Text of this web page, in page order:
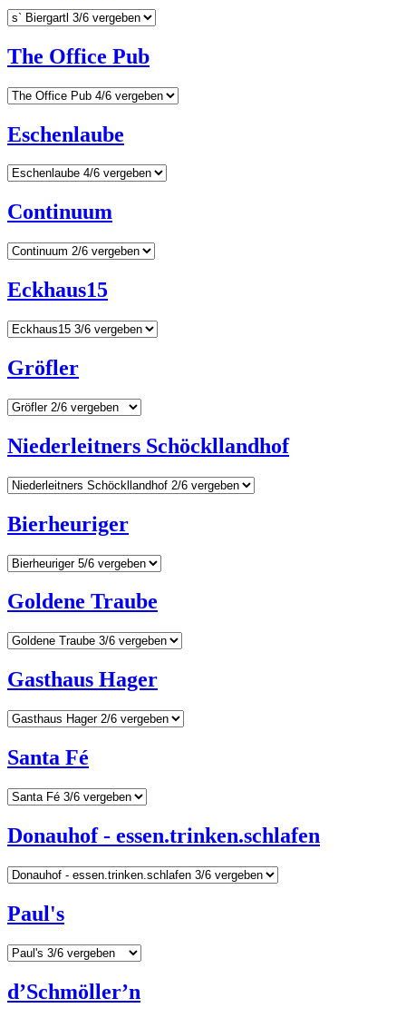
The Office Pub
Eschenlaube
Continuum
Eckhaus15
Gröfler
Niederleitners Schöckllandhof
Bierheuriger
Goldene Traube
Gasthaus Hager
Santa Fé
Donauhof - essen.trinken.schlafen
Paul's
d’Schmöller’n